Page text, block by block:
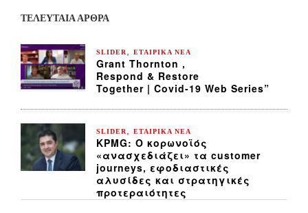
ΤΕΛΕΥΤΑΙΑ ΆΡΘΡΑ
SLIDER ΕΤΑΙΡΙΚΑ ΝΕΑ
Grant Thornton ,
Respond & Restore
Together | Covid-19 Web Series”
SLIDER ΕΤΑΙΡΙΚΑ ΝΕΑ
KPMG: Ο κορωνοϊός
«ανασχεδιάζει» τα customer
journeys, εφοδιαστικές
αλυσίδες και στρατηγικές
προτεραιότητες